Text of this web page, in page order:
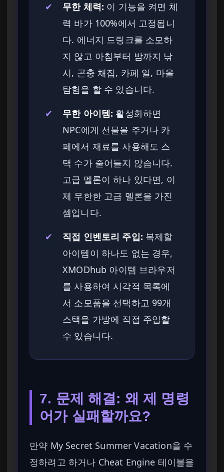
✔ 무한 체력: 이 기능을 켜면 체
력 바가 100%에서 고정됩니
다. 에너지 드링크를 소모하
지 않고 아침부터 밤까지 낚
시, 곤충 채집, 카페 일, 마을
탐험을 할 수 있습니다.
✔
무한 아이템: 활성화하면
NPC에게 선물을 주거나 카
페에서 재료를 사용해도 스
택 수가 줄어들지 않습니다.
고급 멜론이 하나 있다면, 이
제 무한한 고급 멜론을 가진
셈입니다.
✔
직접 인벤토리 주입: 복제할
아이템이 하나도 없는 경우,
XMODhub 아이템 브라우저
를 사용하여 시각적 목록에
서 소모품을 선택하고 99개
스택을 가방에 직접 주입할
수 있습니다.
7. 문제 해결: 왜 제 명령
어가 실패할까요?
만약 My Secret Summer Vacation을 수
정하려고 하거나 Cheat Engine 테이블을